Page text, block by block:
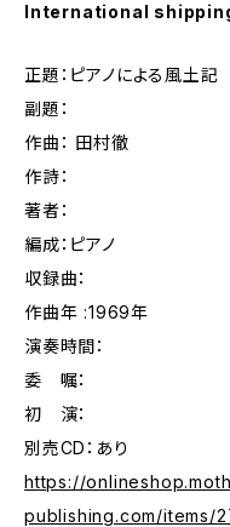
International
正題：ピアノによる風土記
副題：
作曲： 田村徹
作詩：
著者：
編成：ピアノ
収録曲：
作曲年 :1969年
演奏時間：
委 嘱：
初 演：
別売CD：あり
https://
publishing.com/items/